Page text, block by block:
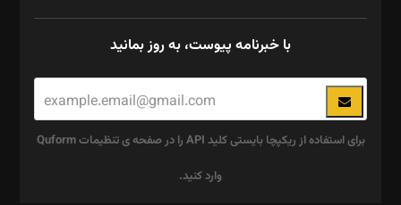
با خبرنامه پیوست، به روز بمانید
برای استفاده از ریکپچا بایستی کلید API را در صفحه ی تنظیمات Quform
وارد کنید.